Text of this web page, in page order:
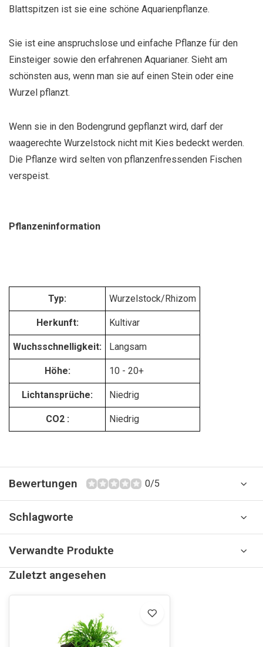
Blattspitzen ist sie eine schöne Aquarienpflanze.
Sie ist eine anspruchslose und einfache Pflanze für den
Einsteiger sowie den erfahrenen Aquarianer. Sieht am
schönsten aus, wenn man sie auf einen Stein oder eine
Wurzel pflanzt.
Wenn sie in den Bodengrund gepflanzt wird, darf der
waagerechte Wurzelstock nicht mit Kies bedeckt werden.
Die Pflanze wird selten von pflanzenfressenden Fischen
verspeist.
Pflanzeninformation
Typ: Wurzelstock/Rhizom
Herkunft: Kultivar
Wuchsschnelligkeit: Langsam
Höhe: 10 - 20+
Lichtansprüche: Niedrig
CO2 : Niedrig
Bewertungen 0/5
Schlagworte
Verwandte Produkte
Zuletzt angesehen